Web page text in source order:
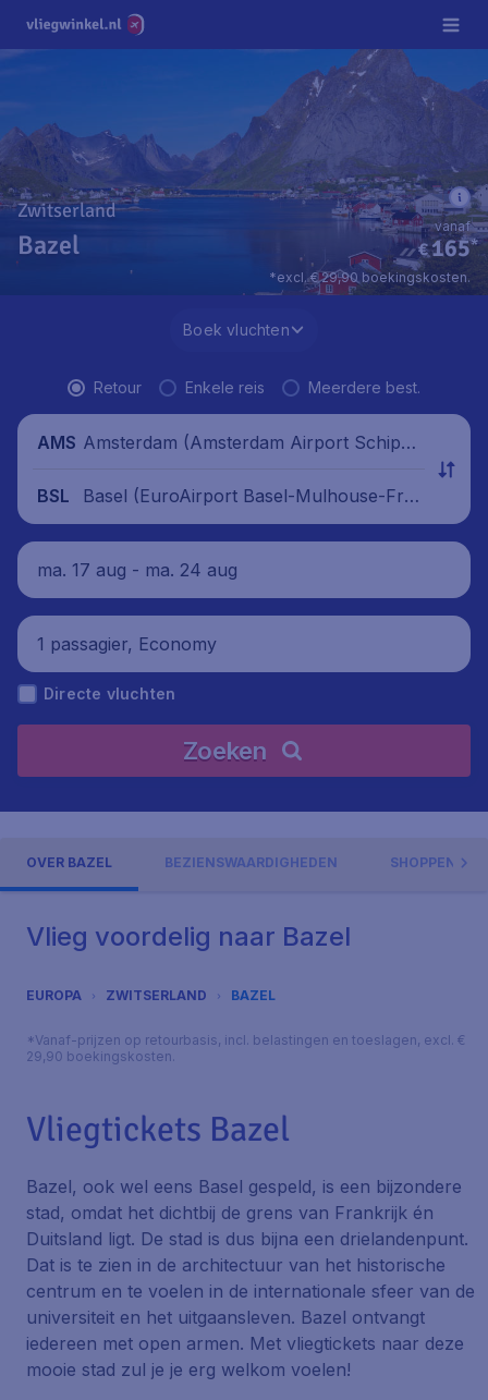
Zwitserland
Bazel €165*
vanaf
*excl. € 29,90 boekingskosten.
Boek vluchten
Retour Enkele reis Meerdere best.
AMS Amsterdam (Amsterdam Airport Schipho
BSL
Basel (EuroAirport Basel-Mulhouse-Frei
burg), Zwitserland
ma. 17 aug - ma. 24 aug
1 passagier, Economy
Directe vluchten
Zoeken
OVER BAZEL BEZIENSWAARDIGHEDEN SHOPPEN &
Vlieg voordelig naar Bazel
EUROPA ZWITSERLAND BAZEL
*Vanaf-prijzen op retourbasis, incl. belastingen en toeslagen, excl. €
29,90 boekingskosten.
Vliegtickets Bazel
Bazel, ook wel eens Basel gespeld, is een bijzondere
stad, omdat het dichtbij de grens van Frankrijk én
Duitsland ligt. De stad is dus bijna een drielandenpunt.
Dat is te zien in de architectuur van het historische
centrum en te voelen in de internationale sfeer van de
universiteit en het uitgaansleven. Bazel ontvangt
iedereen met open armen. Met vliegtickets naar deze
mooie stad zul je je erg welkom voelen!